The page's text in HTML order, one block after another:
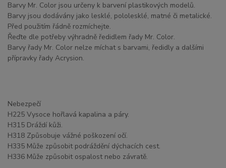
Barvy Mr. Color jsou určeny k barvení plastikových modelů.
Barvy jsou dodávány jako lesklé, pololesklé, matné či metalické.
Před použitím řádně rozmíchejte.
Řeďte dle potřeby výhradně ředidlem řady Mr. Color.
Barvy řady Mr. Color nelze míchat s barvami, ředidly a dalšími
přípravky řady Acrysion.
Nebezpečí
H225 Vysoce hořlavá kapalina a páry.
H315 Dráždí kůži.
H318 Způsobuje vážné poškození očí.
H335 Může způsobit podráždění dýchacích cest.
H336 Může způsobit ospalost nebo závratě.